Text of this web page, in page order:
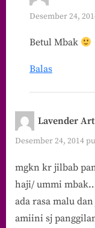
Desember 24,
Betul Mbak
Balas
Lavender Art
Desember 24, 2014
mgkn kr jilbab
haji/ ummi
ada rasa malu
amiini sj